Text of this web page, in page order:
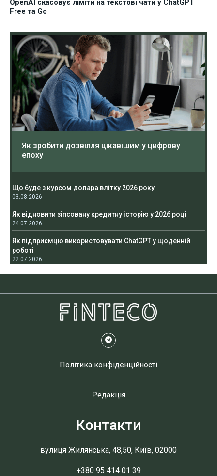
OpenAI скасовує ліміти на текстові чати у ChatGPT
Free та Go
Як зробити дозвілля цікавішим у цифрову
епоху
Що буде з курсом долара влітку 2026 року
03.08.2026
Як відновити зіпсовану кредитну історію у 2026 році
24.07.2026
Як підприємцю використовувати ChatGPT у щоденній
роботі
22.07.2026
Політика конфіденційності
Редакція
Контакти
вулиця Жилянська, 48,50, Київ, 02000
+380 95 414 01 39